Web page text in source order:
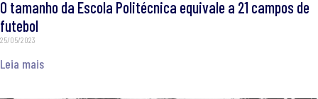
O tamanho da Escola Politécnica equivale a 21 campos de
futebol
25/05/2023
Leia mais